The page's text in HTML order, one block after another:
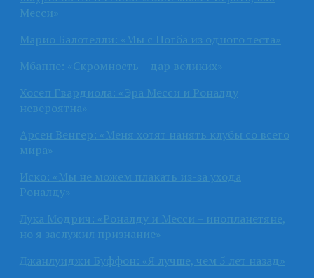
Месси»
Марио Балотелли: «Мы с Погба из одного теста»
Мбаппе: «Скромность – дар великих»
Хосеп Гвардиола: «Эра Месси и Роналду
невероятна»
Арсен Венгер: «Меня хотят нанять клубы со всего
мира»
Иско: «Мы не можем плакать из-за ухода
Роналду»
Лука Модрич: «Роналду и Месси – инопланетяне,
но я заслужил признание»
Джанлуиджи Буффон: «Я лучше, чем 5 лет назад»